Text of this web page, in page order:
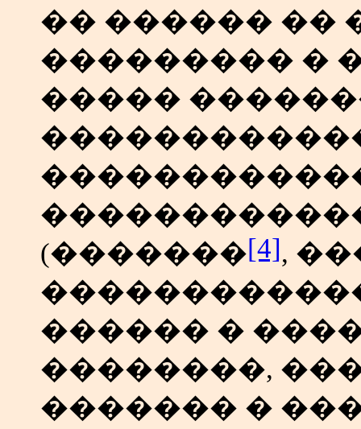
�� ������ ��
��������� �
�����
(�������[4],
������ �
��������,
������� �